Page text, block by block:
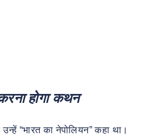
होगा कथन
“भारत का नेपोलियन” कहा था।